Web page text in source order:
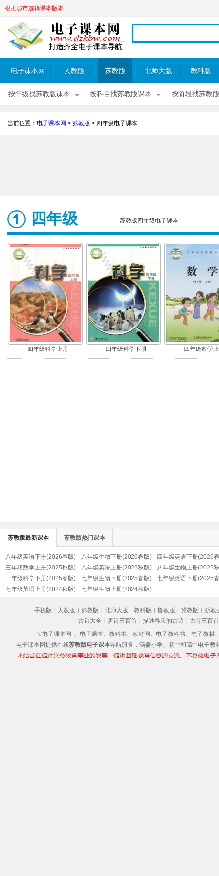
根据城市选择课本版本
电子课本网 人教版 苏教版 北师大版 教科版
按年级找苏教版课本 按科目找苏教版课本 按阶段找苏教
当前位置： 电子课本网 > 苏教版 > 四年级电子课本
四年级 苏教版四年级电子课本
四年级科学上册 四年级科学下册 四年级数学
苏教版最新课本 苏教版热门课本
八年级英语下册(2026春版) 八年级生物下册(2026春版)
四年级英语下册(2026
三年级数学上册(2025秋版)
八年级英语上册(2025秋版)
八年级生物上册(2025
一年级科学下册(2025春版)
七年级生物下册(2025春版)
七年级英语下册(2025
七年级英语上册(2024秋版)
七年级生物上册(2024秋版)
手机版 人教版 苏教版 北师大版 教科版 鲁教版 冀教版
浙教
古诗大全
唐诗三百首 描述春天的古诗
古诗三百首
©电子课本网 、电子课本、教科书、教材网、电子教科书、电子教材
电子课本网提供在线苏教版电子课本导航服务，涵盖小学、初中和高中电子